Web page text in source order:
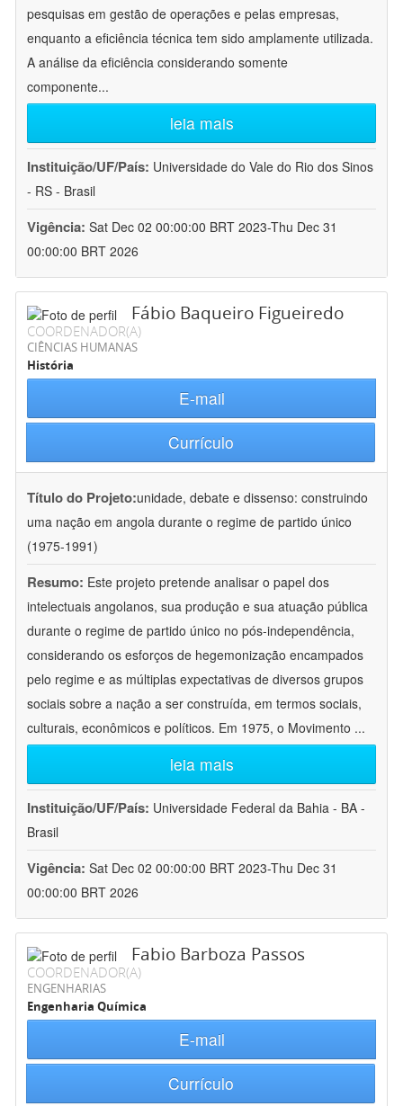
pesquisas em gestão de operações e pelas empresas,
enquanto a eficiência técnica tem sido amplamente utilizada.
A análise da eficiência considerando somente
componente...
leia mais
Instituição/UF/País: Universidade do Vale do Rio dos Sinos
- RS - Brasil
Vigência: Sat Dec 02 00:00:00 BRT 2023-Thu Dec 31
00:00:00 BRT 2026
Fábio Baqueiro Figueiredo
COORDENADOR(A)
CIÊNCIAS HUMANAS
História
E-mail
Currículo
Título do Projeto:unidade, debate e dissenso: construindo
uma nação em angola durante o regime de partido único
(1975-1991)
Resumo: Este projeto pretende analisar o papel dos
intelectuais angolanos, sua produção e sua atuação pública
durante o regime de partido único no pós-independência,
considerando os esforços de hegemonização encampados
pelo regime e as múltiplas expectativas de diversos grupos
sociais sobre a nação a ser construída, em termos sociais,
culturais, econômicos e políticos. Em 1975, o Movimento ...
leia mais
Instituição/UF/País: Universidade Federal da Bahia - BA -
Brasil
Vigência: Sat Dec 02 00:00:00 BRT 2023-Thu Dec 31
00:00:00 BRT 2026
Fabio Barboza Passos
COORDENADOR(A)
ENGENHARIAS
Engenharia Química
E-mail
Currículo